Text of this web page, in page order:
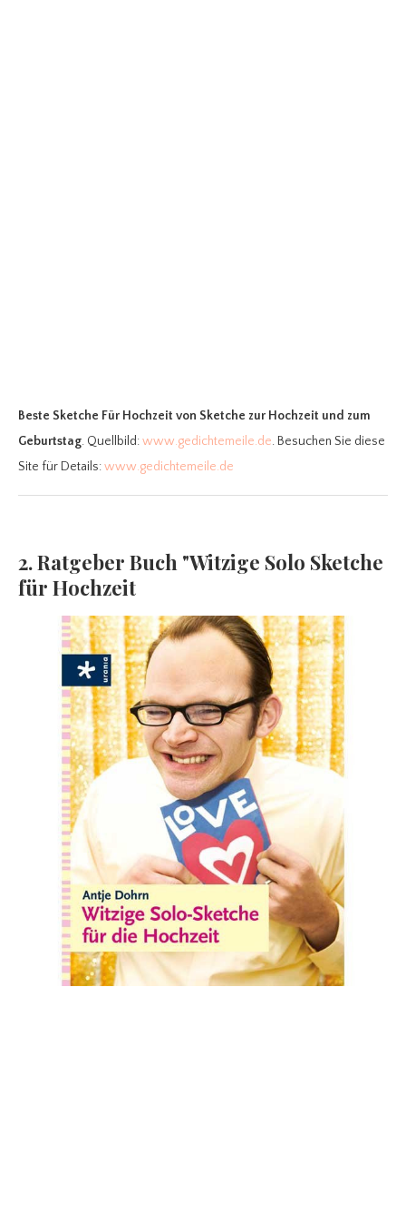
Beste Sketche Für Hochzeit von Sketche zur Hochzeit und zum
Geburtstag. Quellbild:www.gedichtemeile.de. Besuchen Sie diese
Site für Details:www.gedichtemeile.de
2. Ratgeber Buch "Witzige Solo Sketche
für Hochzeit